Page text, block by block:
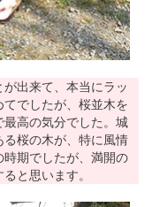
が出来て、本当にラッ
でしたが、桜並木を
高の気分でした。城
桜の木が、特に風情
期でしたが、満開の
と思います。